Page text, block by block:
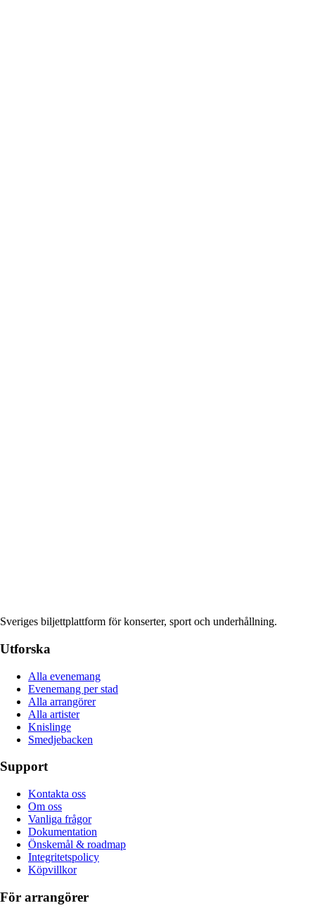
Sveriges biljettplattform för konserter, sport och underhållning.
Utforska
Alla evenemang
Evenemang per stad
Alla arrangörer
Alla artister
Knislinge
Smedjebacken
Support
Kontakta oss
Om oss
Vanliga frågor
Dokumentation
Önskemål & roadmap
Integritetspolicy
Köpvillkor
För arrangörer